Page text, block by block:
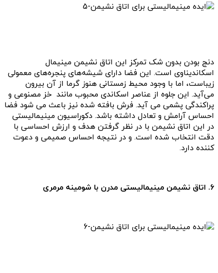
دنج بودن بدون شک تمرکز این اتاق نشیمن مینیمال
اسکاندیناوی است. این فضا دارای شیشه‌های پنجره‌های معمولی
زیباست، اما با وجود محیط زمستانی هنوز گرما از آن بیرون
می‌آید. این جلوه از عناصر اسکاندی محبوب مانند خز مصنوعی و
پراکندگی پشمی می آید. فرش بافته شده نیز باعث می شود فضا
احساس آرامش و تعادل داشته باشد. دکوراسیون مینیمالیستی
در این اتاق نشیمن با در نظر گرفتن هدف و ارزش احساسی با
دقت انتخاب شده است. و در نتیجه احساس صمیمی و دعوت
کننده دارد.
6. اتاق نشیمن مینیمالیستی مدرن با شومینه مرمری